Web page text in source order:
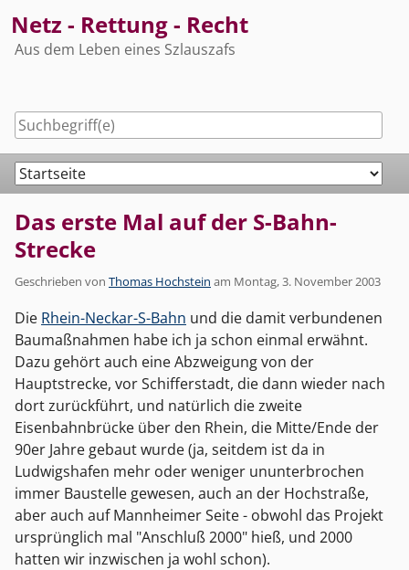
to
content
Netz - Rettung - Recht
Aus dem Leben eines Szlauszafs
Navigation
Das erste Mal auf der S-Bahn-
Strecke
Geschrieben von Thomas Hochstein am Montag, 3. November 2003
Die Rhein-Neckar-S-Bahn und die damit verbundenen
Baumaßnahmen habe ich ja schon einmal erwähnt.
Dazu gehört auch eine Abzweigung von der
Hauptstrecke, vor Schifferstadt, die dann wieder nach
dort zurückführt, und natürlich die zweite
Eisenbahnbrücke über den Rhein, die Mitte/Ende der
90er Jahre gebaut wurde (ja, seitdem ist da in
Ludwigshafen mehr oder weniger ununterbrochen
immer Baustelle gewesen, auch an der Hochstraße,
aber auch auf Mannheimer Seite - obwohl das Projekt
ursprünglich mal "Anschluß 2000" hieß, und 2000
hatten wir inzwischen ja wohl schon).